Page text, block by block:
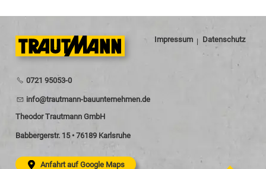
0721 95053-0
nf tr tm nn-b nt rn hm n d
Theodor Trautmann GmbH
Babbergerstr. 15 • 76189 Karlsruhe
Anfahrt auf Google Maps
Impressum Datenschutz